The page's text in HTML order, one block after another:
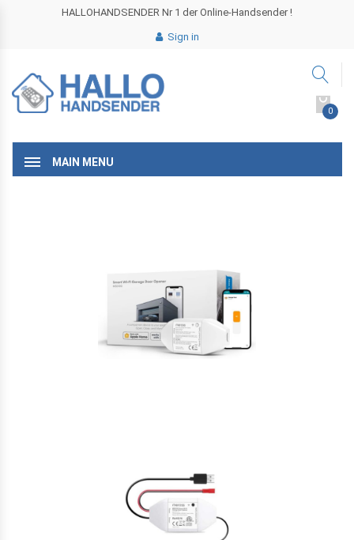
HALLOHANDSENDER Nr 1 der Online-Handsender !
Sign in
0
MAIN MENU